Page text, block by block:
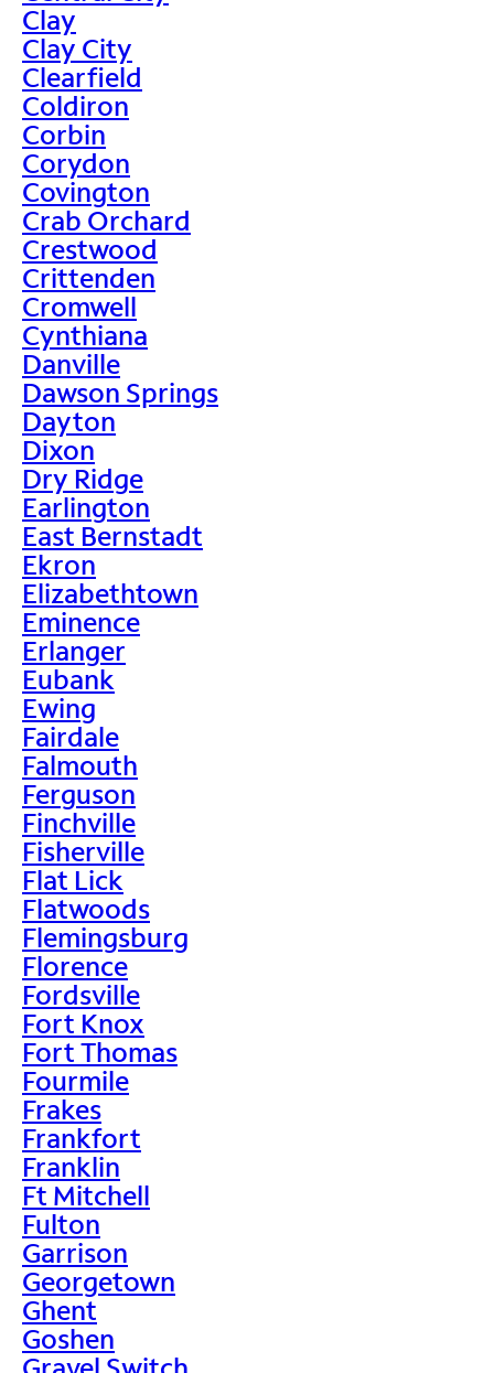
Clay
Clay City
Clearfield
Coldiron
Corbin
Corydon
Covington
Crab Orchard
Crestwood
Crittenden
Cromwell
Cynthiana
Danville
Dawson Springs
Dayton
Dixon
Dry Ridge
Earlington
East Bernstadt
Ekron
Elizabethtown
Eminence
Erlanger
Eubank
Ewing
Fairdale
Falmouth
Ferguson
Finchville
Fisherville
Flat Lick
Flatwoods
Flemingsburg
Florence
Fordsville
Fort Knox
Fort Thomas
Fourmile
Frakes
Frankfort
Franklin
Ft Mitchell
Fulton
Garrison
Georgetown
Ghent
Goshen